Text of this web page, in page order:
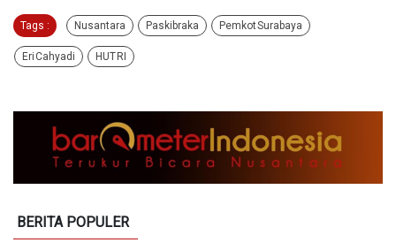
Tags : Nusantara Paskibraka Pemkot Surabaya
Eri Cahyadi HUT RI
BERITA POPULER